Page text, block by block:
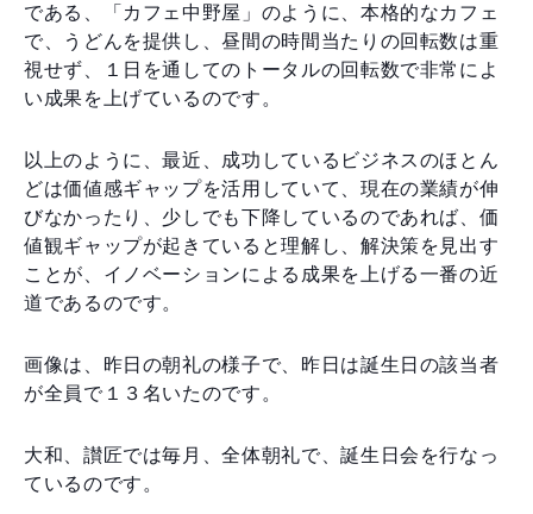
である、「カフェ中野屋」のように、本格的なカフェ
で、うどんを提供し、昼間の時間当たりの回転数は重
視せず、１日を通してのトータルの回転数で非常によ
い成果を上げているのです。
以上のように、最近、成功しているビジネスのほとん
どは価値感ギャップを活用していて、現在の業績が伸
びなかったり、少しでも下降しているのであれば、価
値観ギャップが起きていると理解し、解決策を見出す
ことが、イノベーションによる成果を上げる一番の近
道であるのです。
画像は、昨日の朝礼の様子で、昨日は誕生日の該当者
が全員で１３名いたのです。
大和、讃匠では毎月、全体朝礼で、誕生日会を行なっ
ているのです。